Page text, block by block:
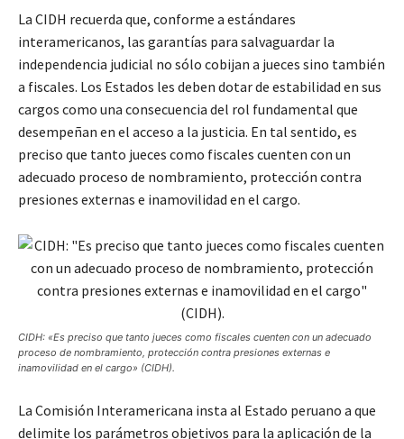
La CIDH recuerda que, conforme a estándares
interamericanos, las garantías para salvaguardar la
independencia judicial no sólo cobijan a jueces sino también
a fiscales. Los Estados les deben dotar de estabilidad en sus
cargos como una consecuencia del rol fundamental que
desempeñan en el acceso a la justicia. En tal sentido, es
preciso que tanto jueces como fiscales cuenten con un
adecuado proceso de nombramiento, protección contra
presiones externas e inamovilidad en el cargo.
CIDH: «Es preciso que tanto jueces como fiscales cuenten con un adecuado
proceso de nombramiento, protección contra presiones externas e
inamovilidad en el cargo» (CIDH).
La Comisión Interamericana insta al Estado peruano a que
delimite los parámetros objetivos para la aplicación de la